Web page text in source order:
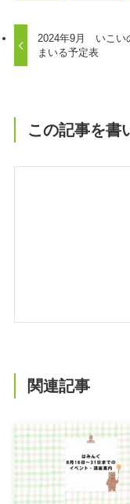
2024年9月 いこい
まいる予定表
この記事を書
関連記事